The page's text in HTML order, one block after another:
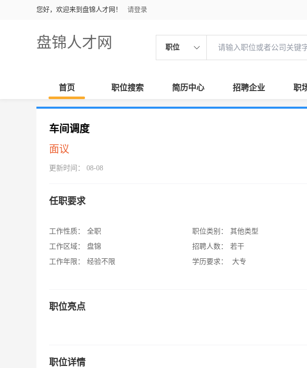
您好，欢迎来到盘锦人才网！ 请登录
盘锦人才网 职位
首页 职位搜索 简历中心 招聘企业 职
车间调度
面议
更新时间： 08-08
任职要求
工作性质：
全职
工作区域：
盘锦
工作年限：
经验不限
职位类别：
其他类型
招聘人数：
若干
学历要求：
大专
职位亮点
职位详情